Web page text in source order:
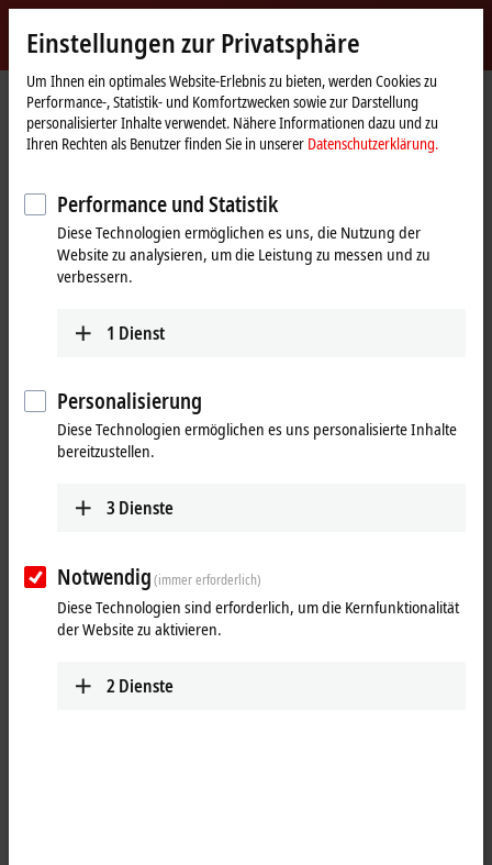
Beckhoff
-
New
Automation
Technology
myBeckhoff
StartseiteProdukte I/O EtherCAT-Steckmodule EJ1xxx | Digital-Eingang
EJ1xxx | EtherCAT-Steckmodule,
Digital-Eingang
Tabellarische Produktübersicht
Die EtherCAT-Steckmodule der Serie EJ1xxx sind zur Erfassung von
wie induktive Näherungsschalter, optische Sensoren oder andere
Methoden, um ein Low/High-Signal im Sinne der Steuerungstechnik
zu erzeugen. Dieses Signal wird über das Netzwerk, in diesem Fall
Verarbeitung übertragen. Die Varianten unterscheiden sich durch
unterschiedliche Signalschwellen, Kanalzahl, Anschlussmöglichkeiten
oder kombinierte Ein-/Ausgangsmodule runden das Portfolio ab.
Die EtherCAT-Steckmodule EJxxxx lehnen sich technologisch meist an
die gleichlautenden EtherCAT-Klemmen ELxxxx an. Somit können erste
Serieneinsatz das entsprechende EJ-Modul auf dem Signal
Distribution Board zum Einsatz kommt.
Einstellungen zur Privatsphäre
Um Ihnen ein optimales Website-Erlebnis zu bieten, werden Cookies zu
Performance-, Statistik- und Komfortzwecken sowie zur Darstellung
personalisierter Inhalte verwendet. Nähere Informationen dazu und zu
Ihren Rechten als Benutzer finden Sie in unserer Datenschutzerklärung.
Performance und Statistik
Diese Technologien ermöglichen es uns, die Nutzung der
Website zu analysieren, um die Leistung zu messen und zu
verbessern.
1 Dienst
Personalisierung
Diese Technologien ermöglichen es uns personalisierte Inhalte
bereitzustellen.
3 Dienste
Notwendig(immer erforderlich)
Diese Technologien sind erforderlich, um die Kernfunktionalität
der Website zu aktivieren.
2 Dienste